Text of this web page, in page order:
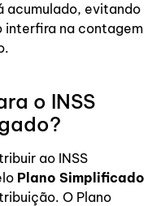
acumulado, evitando
interfira na contagem
o INSS
ao INSS
Plano Simplificado
O Plano